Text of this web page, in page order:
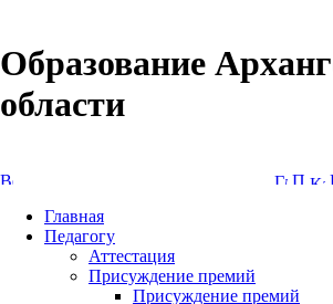
Образование
области
Главная
Педагогу
Аттестация
Присуждение премий
Присуждение премий